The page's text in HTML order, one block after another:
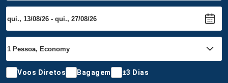
Voos Diretos Bagagem ±3 Dias